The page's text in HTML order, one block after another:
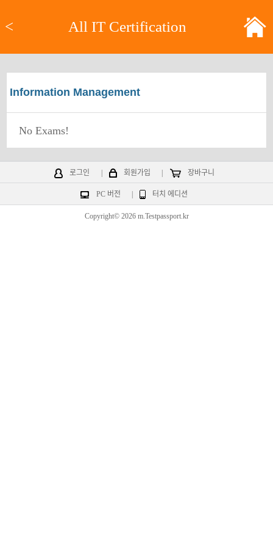
< All IT Certification
Information Management
No Exams!
로그인 회원가입 장바구니
PC 버전 터치 에디션
Copyright© 2026 m.Testpassport.kr